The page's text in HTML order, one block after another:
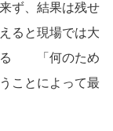
ず、結果は残せ
ると現場では大
る 「何のため
ことによって最